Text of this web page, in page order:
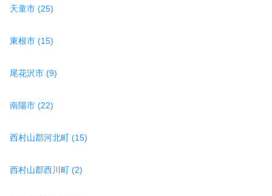
天童市 (25)
東根市 (15)
尾花沢市 (9)
南陽市 (22)
西村山郡河北町 (15)
西村山郡西川町 (2)